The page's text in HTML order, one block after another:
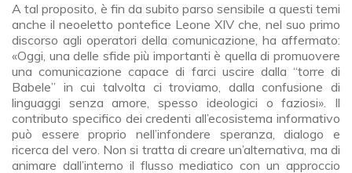
A tal proposito, è fin da subito parso sensibile a questi temi
anche il neoeletto pontefice Leone XIV che, nel suo primo
discorso agli operatori della comunicazione, ha affermato:
«Oggi, una delle sfide più importanti è quella di promuovere
una comunicazione capace di farci uscire dalla “torre di
Babele” in cui talvolta ci troviamo, dalla confusione di
linguaggi senza amore, spesso ideologici o faziosi». Il
contributo specifico dei credenti all’ecosistema informativo
può essere proprio nell’infondere speranza, dialogo e
ricerca del vero. Non si tratta di creare un’alternativa, ma di
animare dall’interno il flusso mediatico con un approccio